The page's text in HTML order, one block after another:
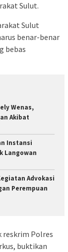
Sulut.
Sulut
benar-benar
bebas
Wenas,
Akibat
Instansi
Langowan
Advokasi
Perempuan
reskrim Polres
buktikan